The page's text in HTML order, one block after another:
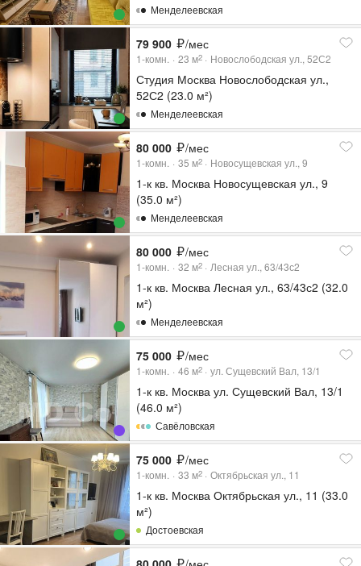
Менделеевская
79 900 /мес
1-комн. 23 м2 Новослободская ул., 52С2
Студия Москва Новослободская ул.,
52С2 (23.0 м²)
Менделеевская
80 000 /мес
1-комн. 35 м2 Новосущевская ул., 9
1-к кв. Москва Новосущевская ул., 9
(35.0 м²)
Менделеевская
80 000 /мес
1-комн. 32 м2 Лесная ул., 63/43с2
1-к кв. Москва Лесная ул., 63/43с2 (32.0
м²)
Менделеевская
75 000 /мес
1-комн. 46 м2 ул. Сущевский Вал, 13/1
1-к кв. Москва ул. Сущевский Вал, 13/1
(46.0 м²)
Савёловская
75 000 /мес
1-комн. 33 м2 Октябрьская ул., 11
1-к кв. Москва Октябрьская ул., 11 (33.0
м²)
Достоевская